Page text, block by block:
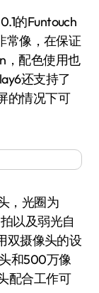
的Funtouch
常像，在保证
，配色使用也
还支持了
的情况下可
，光圈为
以及弱光自
双摄像头的设
和500万像
配合工作可